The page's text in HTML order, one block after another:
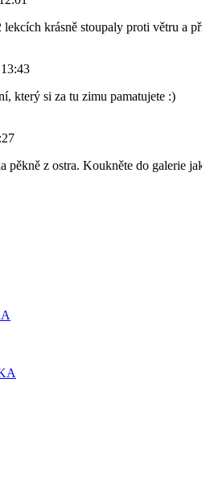
krásně stoupaly proti větru a
který si za tu zimu pamatujete :)
pěkně z ostra. Koukněte do galerie